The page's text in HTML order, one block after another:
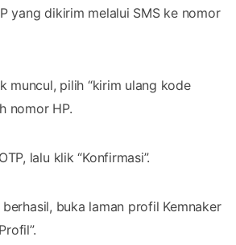
yang dikirim melalui SMS ke nomor
muncul, pilih “kirim ulang kode
nomor HP.
lalu klik “Konfirmasi”.
buka laman profil Kemnaker